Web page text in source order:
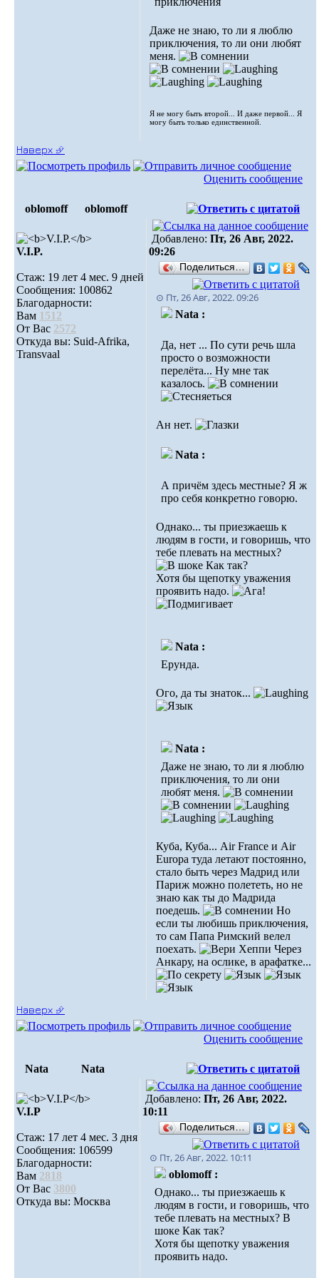
Даже не знаю, то ли я люблю
приключения, то ли они любят
меня.
Я не могу быть второй... И даже первой... Я
могу быть только единственной.
Наверх ⮵
Оценить сообщение
oblomoff oblomoff
V.I.P.
Стаж: 19 лет 4 мес. 9 дней
Сообщения: 100862
Благодарности:
Вам 1512
От Вас 2572
Откуда вы: Suid-Afrika,
Transvaal
Добавлено: Пт, 26 Авг, 2022.
09:26
Поделиться…
⊙ Пт, 26 Авг, 2022. 09:26
Nata :
Да, нет ... По сути речь шла
просто о возможности
перелёта... Ну мне так
казалось.
Ан нет.
Nata :
А причём здесь местные? Я ж
про себя конкретно говорю.
Однако... ты приезжаешь к
людям в гости, и говоришь, что
тебе плевать на местных?
Как так?
Хотя бы щепотку уважения
проявить надо.
Nata :
Ерунда.
Ого, да ты знаток...
Nata :
Даже не знаю, то ли я люблю
приключения, то ли они
любят меня.
Куба, Куба... Air France и Air
Europa туда летают постоянно,
стало быть через Мадрид или
Париж можно полететь, но не
знаю как ты до Мадрида
поедешь.
Но
если ты любишь приключения,
то сам Папа Римский велел
поехать.
Через
Анкару, на ослике, в арафатке...
Наверх ⮵
Оценить сообщение
Nata Nata
V.I.Р
Стаж: 17 лет 4 мес. 3 дня
Сообщения: 106599
Благодарности:
Вам 2818
От Вас 3800
Откуда вы: Москва
Добавлено: Пт, 26 Авг, 2022.
10:11
Поделиться…
⊙ Пт, 26 Авг, 2022. 10:11
oblomoff :
Однако... ты приезжаешь к
людям в гости, и говоришь, что
тебе плевать на местных? В
шоке Как так?
Хотя бы щепотку уважения
проявить надо.